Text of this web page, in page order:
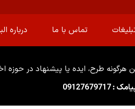
تماس با ما درباره
طرح، ایده یا پیشنهاد در حوزه